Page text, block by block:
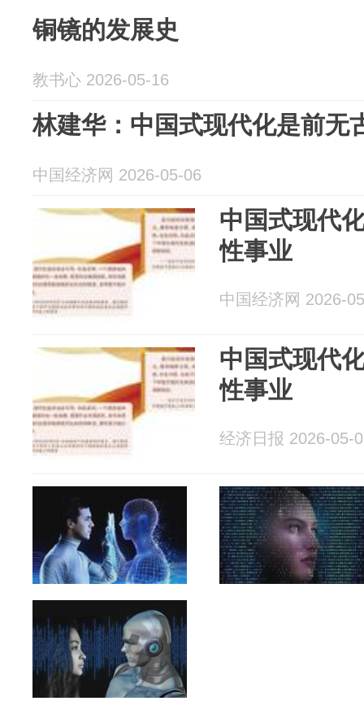
铜镜的发展史
教书心 2026-05-16
林建华：中国式现代化是前无
中国经济网 2026-05-06
中国式现代
性事业
中国经济网 2026-
中国式现代
性事业
经济日报 2026-05-